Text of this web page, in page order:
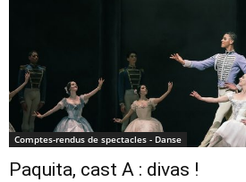
Comptes-rendus de spectacles - Danse
Paquita, cast A : divas !